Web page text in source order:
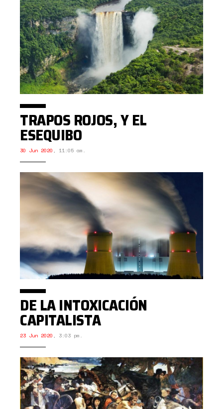
TRAPOS ROJOS, Y EL
ESEQUIBO
30 Jun 2020 , 11:05 am.
DE LA INTOXICACIÓN
CAPITALISTA
23 Jun 2020 , 3:03 pm.